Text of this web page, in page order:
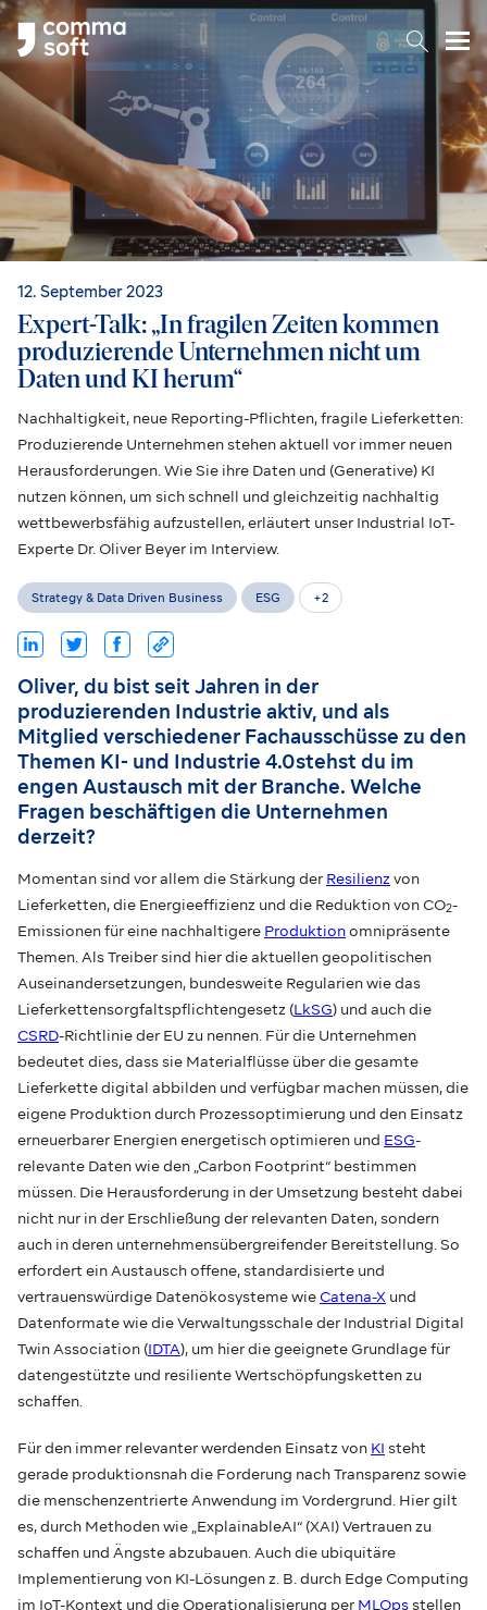
12. September 2023
Expert-Talk: „In fragilen Zeiten kommen
produzierende Unternehmen nicht um
Daten und KI herum“
Nachhaltigkeit, neue Reporting-Pflichten, fragile Lieferketten:
Produzierende Unternehmen stehen aktuell vor immer neuen
Herausforderungen. Wie Sie ihre Daten und (Generative) KI
nutzen können, um sich schnell und gleichzeitig nachhaltig
wettbewerbsfähig aufzustellen, erläutert unser Industrial IoT-
Experte Dr. Oliver Beyer im Interview.
Strategy & Data Driven Business ESG +2
Oliver, du bist seit Jahren in der
produzierenden Industrie aktiv, und als
Mitglied verschiedener Fachausschüsse zu den
Themen KI- und Industrie 4.0stehst du im
engen Austausch mit der Branche. Welche
Fragen beschäftigen die Unternehmen
derzeit?
Momentan sind vor allem die Stärkung der Resilienz von
Lieferketten, die Energieeffizienz und die Reduktion von CO2-
Emissionen für eine nachhaltigere Produktionomnipräsente
Themen. Als Treiber sind hier die aktuellen geopolitischen
Auseinandersetzungen, bundesweite Regularien wie das
Lieferkettensorgfaltspflichtengesetz (LkSG) und auch die
CSRD-Richtlinie der EU zu nennen. Für die Unternehmen
bedeutet dies, dass sie Materialflüsse über die gesamte
Lieferkette digital abbilden und verfügbar machen müssen, die
eigene Produktion durch Prozessoptimierung und den Einsatz
erneuerbarer Energien energetisch optimieren und ESG-
relevante Daten wie den „Carbon Footprint“ bestimmen
müssen. Die Herausforderung in der Umsetzung besteht dabei
nicht nur in der Erschließung der relevanten Daten, sondern
auch in deren unternehmensübergreifender Bereitstellung. So
erfordert ein Austausch offene, standardisierte und
vertrauenswürdige Datenökosysteme wie Catena-X und
Datenformate wie die Verwaltungsschale der Industrial Digital
Twin Association (IDTA), um hier die geeignete Grundlage für
datengestützte und resiliente Wertschöpfungsketten zu
schaffen.
Für den immer relevanter werdenden Einsatz von KI steht
gerade produktionsnah die Forderung nach Transparenz sowie
die menschenzentrierte Anwendung im Vordergrund. Hier gilt
es, durch Methoden wie „ExplainableAI“ (XAI) Vertrauen zu
schaffen und Ängste abzubauen. Auch die ubiquitäre
Implementierung von KI-Lösungen z. B. durch Edge Computing
im IoT-Kontext und die Operationalisierung per MLOpsstellen